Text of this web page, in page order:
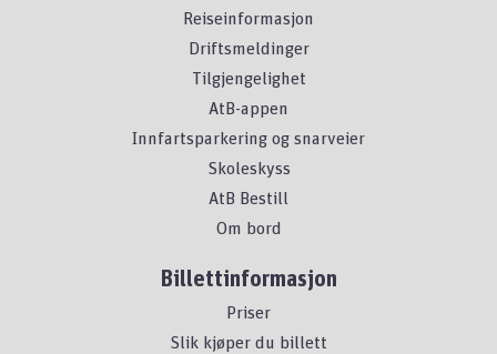
Reiseinformasjon
Driftsmeldinger
Tilgjengelighet
AtB-appen
Innfartsparkering og snarveier
Skoleskyss
AtB Bestill
Om bord
Billettinformasjon
Priser
Slik kjøper du billett